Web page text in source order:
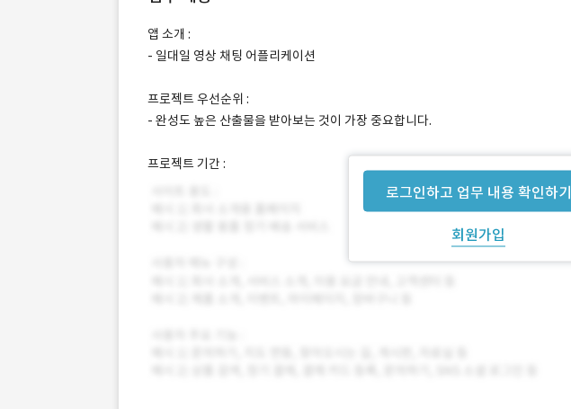
로그인하고 업무 내용 확인하기
회원가입
앱 소개 :
- 일대일 영상 채팅 어플리케이션
프로젝트 우선순위 :
- 완성도 높은 산출물을 받아보는 것이 가장 중요합니다.
프로젝트 기간 :